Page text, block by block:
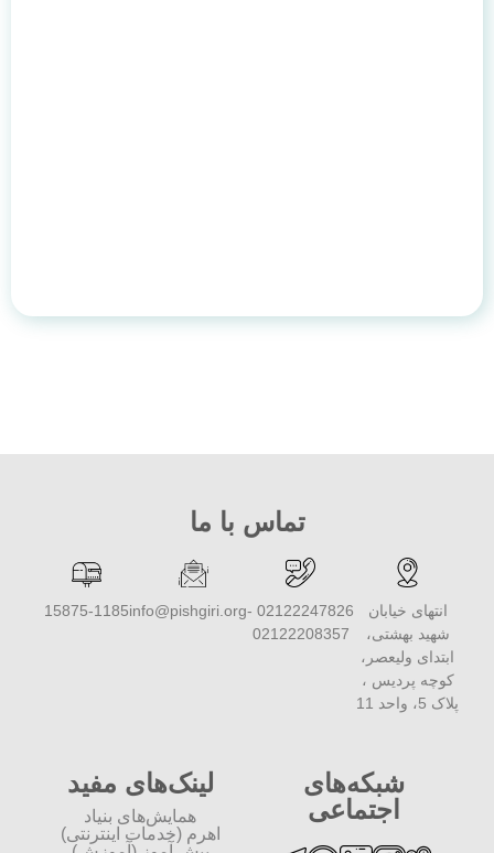
تماس با ما
انتهای خیابان
شهید بهشتی،
ابتدای ولیعصر،
کوچه پردیس ،
پلاک 5، واحد 11
02122247826 -
02122208357
info@pishgiri.org
15875-1185
شبکه‌های
اجتماعی
لینک‌های مفید
همایش‌های بنیاد
اهرم (خدمات اینترنتی)